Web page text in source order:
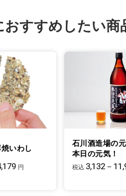
おすすめしたい商
いわし
円
石川酒造場の
本日の元気！
税込 3,132－